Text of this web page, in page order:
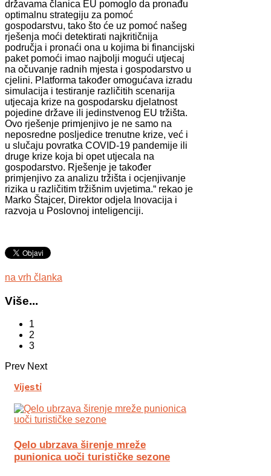
državama članica EU pomoglo da pronađu
optimalnu strategiju za pomoć
gospodarstvu, tako što će uz pomoć našeg
rješenja moći detektirati najkritičnija
područja i pronaći ona u kojima bi financijski
paket pomoći imao najbolji mogući utjecaj
na očuvanje radnih mjesta i gospodarstvo u
cjelini. Platforma također omogućava izradu
simulacija i testiranje različitih scenarija
utjecaja krize na gospodarsku djelatnost
pojedine države ili jedinstvenog EU tržišta.
Ovo rješenje primjenjivo je ne samo na
neposredne posljedice trenutne krize, već i
u slučaju povratka COVID-19 pandemije ili
druge krize koja bi opet utjecala na
gospodarstvo. Rješenje je također
primjenjivo za analizu tržišta i ocjenjivanje
rizika u različitim tržišnim uvjetima.“ rekao je
Marko Štajcer, Direktor odjela Inovacija i
razvoja u Poslovnoj inteligenciji.
na vrh članka
Više...
1
2
3
Prev Next
Vijesti
Qelo ubrzava širenje mreže
punionica uoči turističke sezone